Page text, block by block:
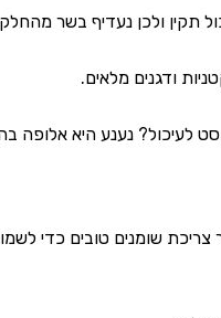
תקין ולכן נעדיף בשר
ודגנים מלאים.
לעיכול? נענע היא
שומנים טובים כדי